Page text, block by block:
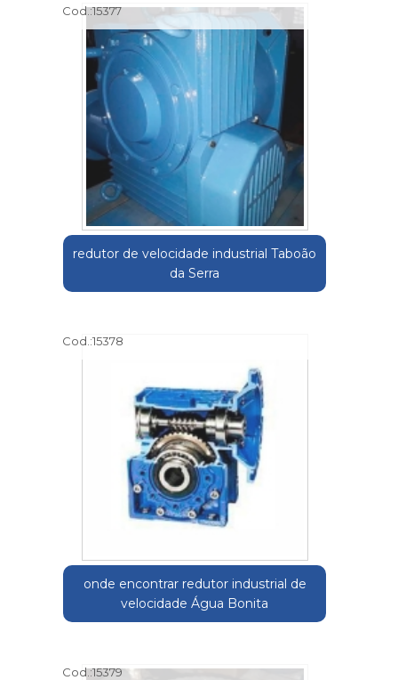
Cod.:15377
redutor de velocidade industrial Taboão
da Serra
Cod.:15378
onde encontrar redutor industrial de
velocidade Água Bonita
Cod.:15379